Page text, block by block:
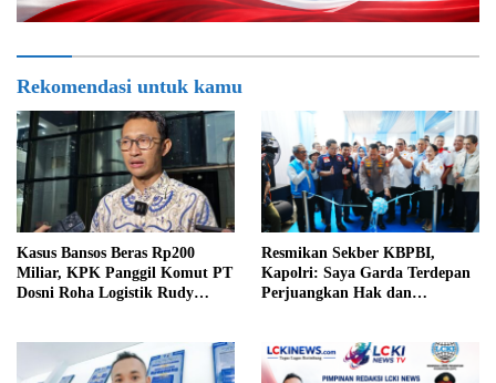
Rekomendasi untuk kamu
Kasus Bansos Beras Rp200
Miliar, KPK Panggil Komut PT
Dosni Roha Logistik Rudy
Resmikan Sekber KBPBI,
Kapolri: Saya Garda Terdepan
Perjuangkan Hak dan